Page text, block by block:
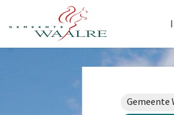
Gemeente